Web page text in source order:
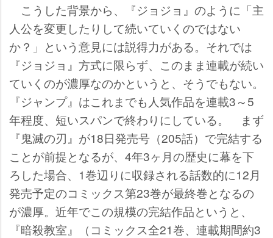
こうした背景から、『ジョジョ』のように「主
人公を変更したりして続いていくのではない
か？」という意見には説得力がある。それでは
『ジョジョ』方式に限らず、このまま連載が続い
ていくのが濃厚なのかというと、そうでもない。
『ジャンプ』はこれまでも人気作品を連載3～5
年程度、短いスパンで終わりにしている。 まず
『鬼滅の刃』が18日発売号（205話）で完結する
ことが前提となるが、4年3ヶ月の歴史に幕を下
ろした場合、1巻辺りに収録される話数的に12月
発売予定のコミックス第23巻が最終巻となるの
が濃厚。近年でこの規模の完結作品というと、
『暗殺教室』（コミックス全21巻、連載期間約3